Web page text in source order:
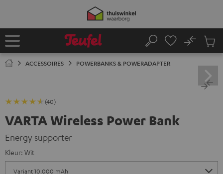
Home Zoeken
No
ACCESSOIRES POWERBANKS & POWERADAPTER
(40)
VARTA Wireless Power Bank
Energy supporter
Kleur: Wit